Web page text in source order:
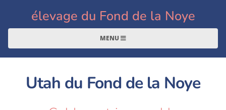
élevage du Fond de la Noye
MENU
Utah du Fond de la Noye